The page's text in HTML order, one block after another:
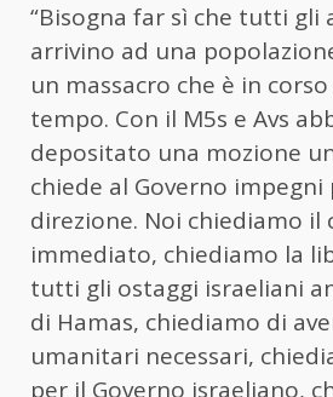
“Bisogna far sì che tutti
arrivino ad una
un massacro che è in
tempo. Con il M5s e Avs
depositato una mozione
chiede al Governo impegni
direzione. Noi chiediamo il
immediato, chiediamo la
tutti gli ostaggi israeliani
di Hamas, chiediamo di
umanitari necessari,
per il Governo israeliano,